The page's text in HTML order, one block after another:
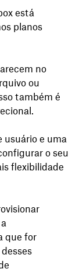
está
planos
no
ou
também é
usuário e uma
o seu
flexibilidade
que for